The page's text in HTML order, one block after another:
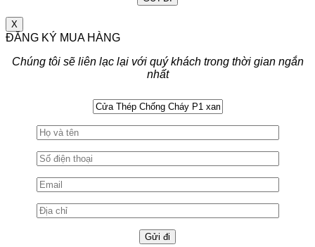
X
ĐĂNG KÝ MUA HÀNG
Chúng tôi sẽ liên lạc lại với quý khách trong thời gian ngắn
nhất